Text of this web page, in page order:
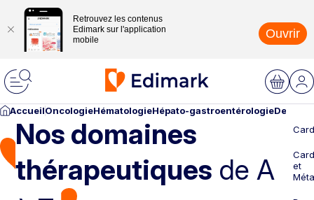
Retrouvez les contenus
Edimark sur l'application
mobile
Ouvrir
AccueilOncologieHématologieHépato-gastroentérologie
Nos domaines
thérapeutiques de A
et